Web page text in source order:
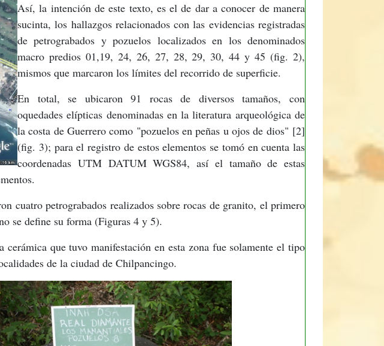
Así, la intención de este texto, es el de dar a conocer de manera
sucinta, los hallazgos relacionados con las evidencias registradas
de petrograbados y pozuelos localizados en los denominados
macro predios 01,19, 24, 26, 27, 28, 29, 30, 44 y 45 (fig. 2),
mismos que marcaron los límites del recorrido de superficie.
En total, se ubicaron 91 rocas de diversos tamaños, con
oquedades elípticas denominadas en la literatura arqueológica de
la costa de Guerrero como "pozuelos en peñas u ojos de dios" [2]
(fig. 3); para el registro de estos elementos se tomó en cuenta las
coordenadas UTM DATUM WGS84, así el tamaño de estas
cuatro petrograbados realizados sobre rocas de granito, el primero
se define su forma (Figuras 4 y 5).
que tuvo manifestación en esta zona fue solamente el tipo
de la ciudad de Chilpancingo.